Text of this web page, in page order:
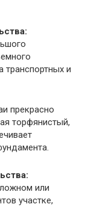
транспортных и
прекрасно
торфянистый,
или
участке,